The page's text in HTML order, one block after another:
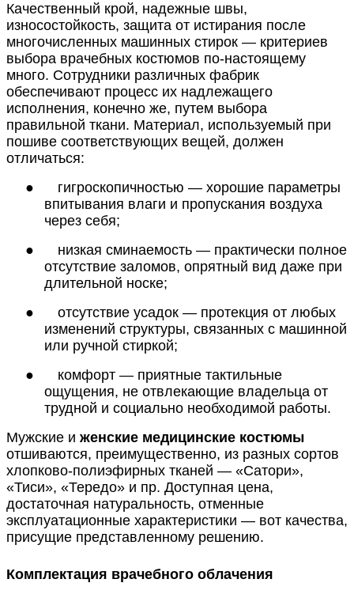
Качественный крой, надежные швы,
износостойкость, защита от истирания после
многочисленных машинных стирок — критериев
выбора врачебных костюмов по-настоящему
много. Сотрудники различных фабрик
обеспечивают процесс их надлежащего
исполнения, конечно же, путем выбора
правильной ткани. Материал, используемый при
пошиве соответствующих вещей, должен
отличаться:
●
гигроскопичностью — хорошие параметры
впитывания влаги и пропускания воздуха
через себя;
●
низкая сминаемость — практически полное
отсутствие заломов, опрятный вид даже при
длительной носке;
●
отсутствие усадок — протекция от любых
изменений структуры, связанных с машинной
или ручной стиркой;
●
комфорт — приятные тактильные
ощущения, не отвлекающие владельца от
трудной и социально необходимой работы.
Мужские и женские медицинские костюмы
отшиваются, преимущественно, из разных сортов
хлопково-полиэфирных тканей — «Сатори»,
«Тиси», «Тередо» и пр. Доступная цена,
достаточная натуральность, отменные
эксплуатационные характеристики — вот качества,
присущие представленному решению.
Комплектация врачебного облачения